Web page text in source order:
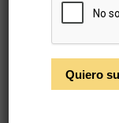
ubicándonos de
importancia del
principales tipos
El papel y